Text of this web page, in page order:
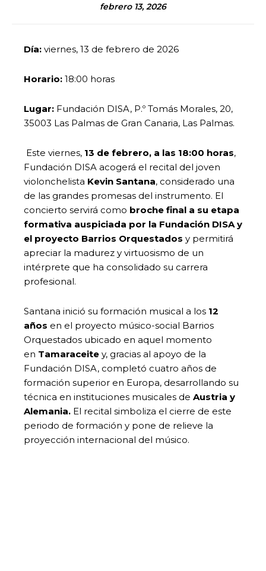
febrero 13, 2026
Día: viernes, 13 de febrero de 2026
Horario: 18:00 horas
Lugar: Fundación DISA, P.º Tomás Morales, 20,
35003 Las Palmas de Gran Canaria, Las Palmas.
Este viernes, 13 de febrero, a las 18:00 horas,
Fundación DISA acogerá el recital del joven
violonchelista Kevin Santana, considerado una
de las grandes promesas del instrumento. El
concierto servirá como broche final a su etapa
formativa auspiciada por la Fundación DISA y
el proyecto Barrios Orquestados y permitirá
apreciar la madurez y virtuosismo de un
intérprete que ha consolidado su carrera
profesional.
Santana inició su formación musical a los 12
años en el proyecto músico-social Barrios
Orquestados ubicado en aquel momento
en Tamaraceite y, gracias al apoyo de la
Fundación DISA, completó cuatro años de
formación superior en Europa, desarrollando su
técnica en instituciones musicales de Austria y
Alemania. El recital simboliza el cierre de este
periodo de formación y pone de relieve la
proyección internacional del músico.